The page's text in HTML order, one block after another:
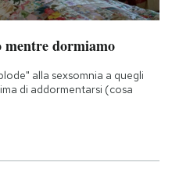
mentre dormiamo
alla sexsomnia a quegli
di addormentarsi (cosa